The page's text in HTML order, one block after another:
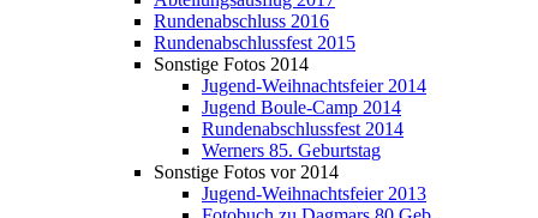
Rundenabschluss 2016
Rundenabschlussfest 2015
Sonstige Fotos 2014
Jugend-Weihnachtsfeier 2014
Jugend Boule-Camp 2014
Rundenabschlussfest 2014
Werners 85. Geburtstag
Sonstige Fotos vor 2014
Jugend-Weihnachtsfeier 2013